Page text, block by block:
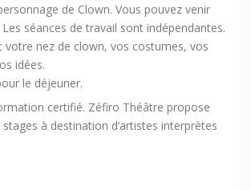
de Clown. Vous pouvez venir
séances de travail sont indépendantes.
votre nez de clown, vos costumes, vos
idées.
le déjeuner.
certifié. Zéfiro Théâtre propose
à destination d‘artistes interprètes